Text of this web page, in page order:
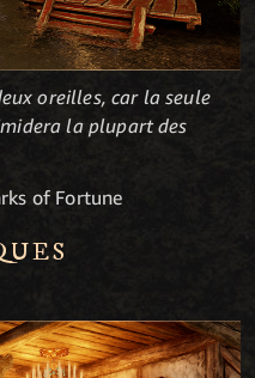
oreilles, car la seule
la plupart des
of Fortune